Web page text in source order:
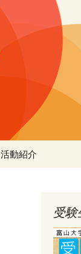
活動紹介
受